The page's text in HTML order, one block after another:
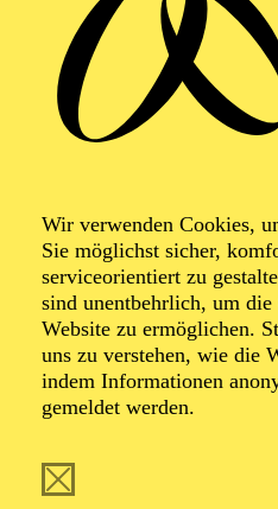
Wir verwenden Cookies,
Sie möglichst sicher,
serviceorientiert zu
sind unentbehrlich, um
Website zu ermöglichen.
uns zu verstehen, wie die
indem Informationen
gemeldet werden.
Open
Probenbesuch und